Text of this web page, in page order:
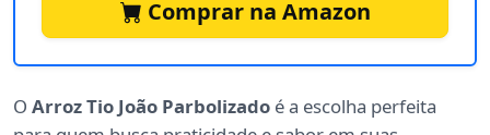
Comprar na Amazon
O Arroz Tio João Parbolizado é a escolha perfeita